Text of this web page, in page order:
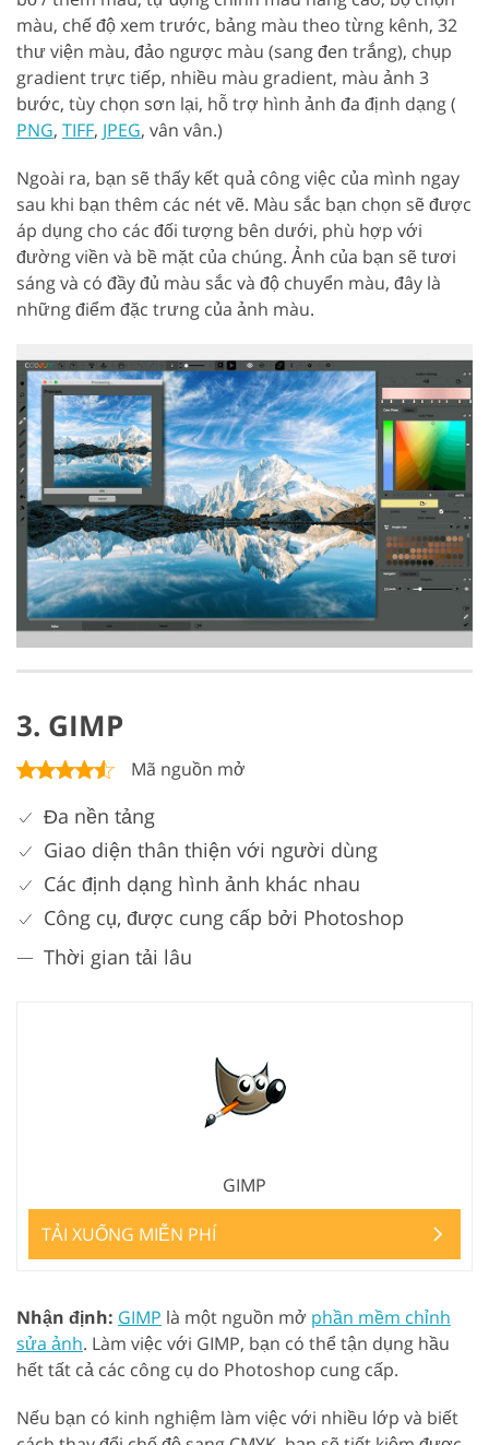
màu, chế độ xem trước, bảng màu theo từng kênh, 32
thư viện màu, đảo ngược màu (sang đen trắng), chụp
gradient trực tiếp, nhiều màu gradient, màu ảnh 3
bước, tùy chọn sơn lại, hỗ trợ hình ảnh đa định dạng (
PNG, TIFF, JPEG, vân vân.)
Ngoài ra, bạn sẽ thấy kết quả công việc của mình ngay
sau khi bạn thêm các nét vẽ. Màu sắc bạn chọn sẽ được
áp dụng cho các đối tượng bên dưới, phù hợp với
đường viền và bề mặt của chúng. Ảnh của bạn sẽ tươi
sáng và có đầy đủ màu sắc và độ chuyển màu, đây là
những điểm đặc trưng của ảnh màu.
3. GIMP
Mã nguồn mở
Đa nền tảng
Giao diện thân thiện với người dùng
Các định dạng hình ảnh khác nhau
Công cụ, được cung cấp bởi Photoshop
Thời gian tải lâu
GIMP
TẢI XUỐNG MIỄN PHÍ
Nhận định: GIMP là một nguồn mở phần mềm chỉnh
sửa ảnh. Làm việc với GIMP, bạn có thể tận dụng hầu
hết tất cả các công cụ do Photoshop cung cấp.
Nếu bạn có kinh nghiệm làm việc với nhiều lớp và biết